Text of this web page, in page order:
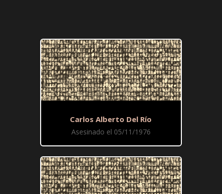
Carlos Alberto Del Río
Asesinado el 05/11/1976